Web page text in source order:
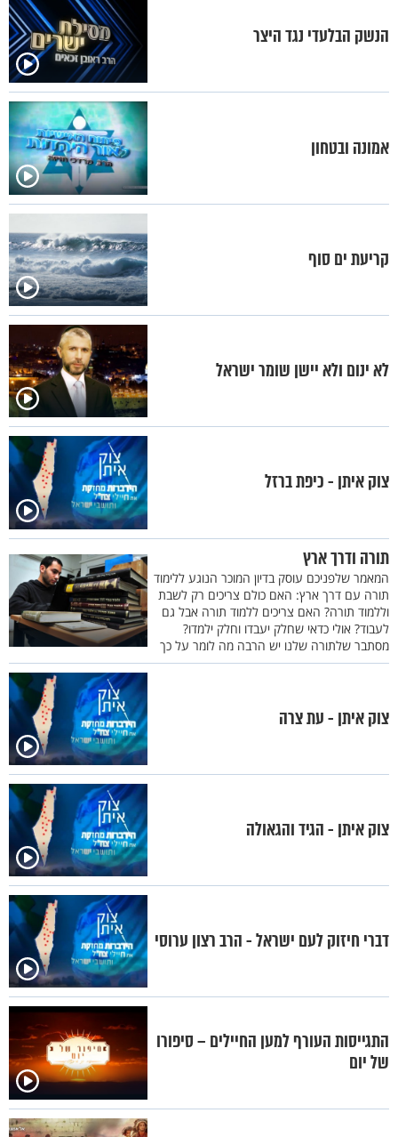
הנשק הבלעדי נגד היצר
אמונה ובטחון
קריעת ים סוף
לא ינום ולא יישן שומר ישראל
צוק איתן - כיפת ברזל
תורה ודרך ארץ
המאמר שלפניכם עוסק בדיון המוכר הנוגע ללימוד
תורה עם דרך ארץ: האם כולם צריכים רק לשבת
וללמוד תורה? האם צריכים ללמוד תורה אבל גם
לעבוד? אולי כדאי שחלק יעבדו וחלק ילמדו?
מסתבר שלתורה שלנו יש הרבה מה לומר על כך
צוק איתן - עת צרה
צוק איתן - הגיד והגאולה
דברי חיזוק לעם ישראל - הרב רצון ערוסי
התגייסות העורף למען החיילים – סיפורו
של יום